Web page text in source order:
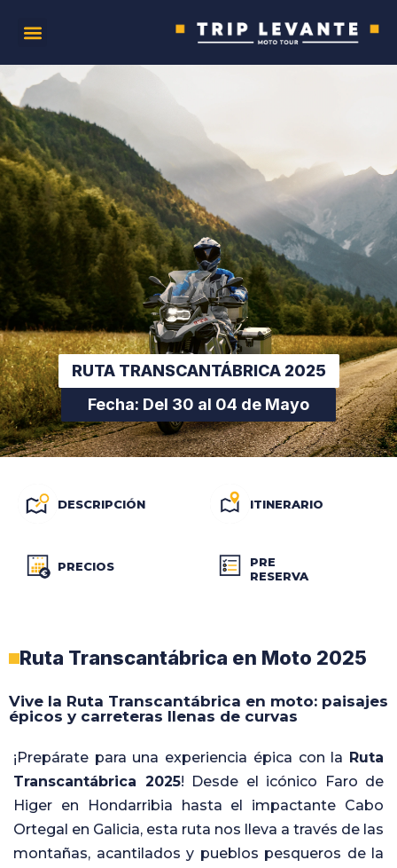
RUTA TRANSCANTÁBRICA 2025
Fecha: Del 30 al 04 de Mayo
DESCRIPCIÓN ITINERARIO
PRECIOS
PRE
RESERVA
Ruta Transcantábrica en Moto 2025
Vive la Ruta Transcantábrica en moto: paisajes
épicos y carreteras llenas de curvas
¡Prepárate para una experiencia épica con la Ruta
Transcantábrica 2025! Desde el icónico Faro de
Higer en Hondarribia hasta el impactante Cabo
Ortegal en Galicia, esta ruta nos lleva a través de las
montañas, acantilados y pueblos pesqueros de la